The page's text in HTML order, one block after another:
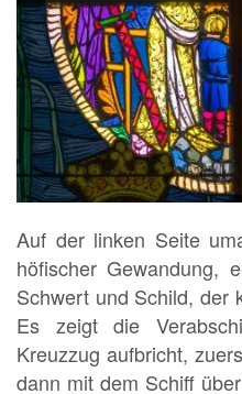
Auf der linken Seite
höfischer Gewandung,
Schwert und Schild, der
Es zeigt die
Kreuzzug aufbricht,
dann mit dem Schiff